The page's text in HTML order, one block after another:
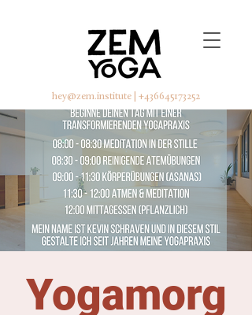
hey@zem.institute| +436645173252
Yogamorg